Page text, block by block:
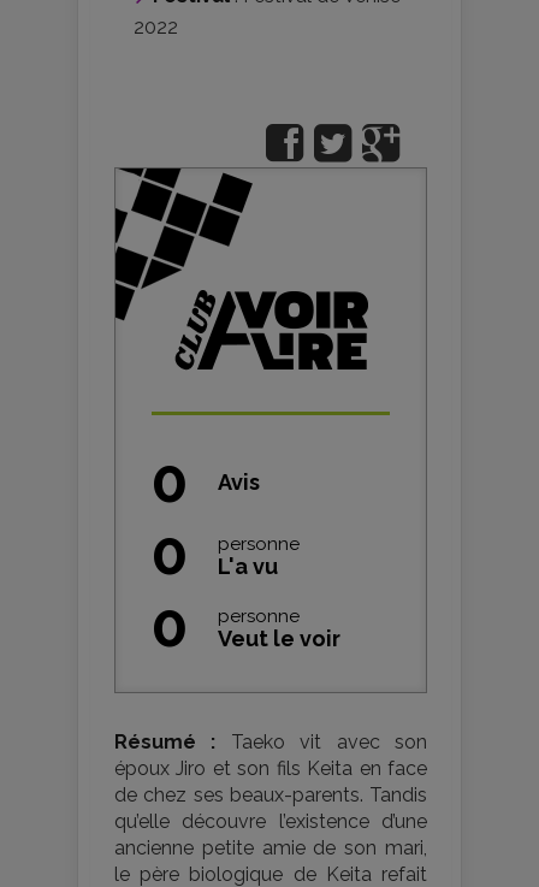
2022
0 Avis
0 personne
L'a vu
0 personne
Veut le voir
Résumé : Taeko vit avec son
époux Jiro et son fils Keita en face
de chez ses beaux-parents. Tandis
qu’elle découvre l’existence d’une
ancienne petite amie de son mari,
le père biologique de Keita refait